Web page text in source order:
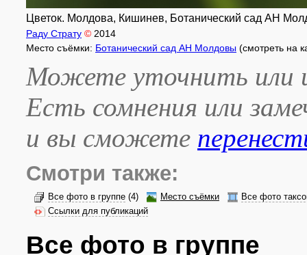
Цветок. Молдова, Кишинев, Ботанический сад АН
Раду Страту © 2014
Место съёмки: Ботанический сад АН Молдовы (смотреть на
Можете уточнить или
Есть сомнения или
и вы сможете
Смотри также:
Все фото в группе (4) Место съёмки
Все фото
Ссылки для публикаций
Все фото в группе